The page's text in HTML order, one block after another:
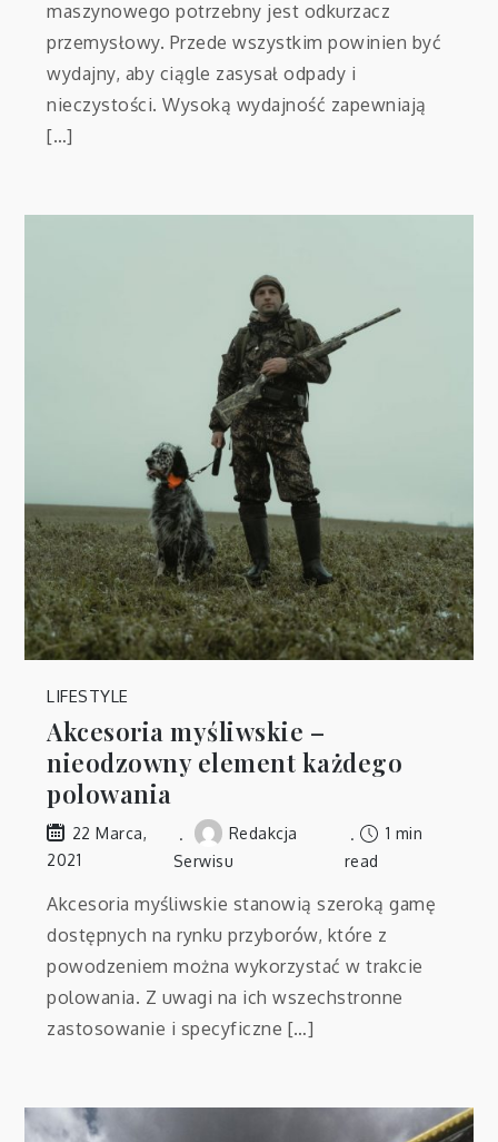
maszynowego potrzebny jest odkurzacz
przemysłowy. Przede wszystkim powinien być
wydajny, aby ciągle zasysał odpady i
nieczystości. Wysoką wydajność zapewniają
[…]
LIFESTYLE
Akcesoria myśliwskie –
nieodzowny element każdego
polowania
22 Marca,
2021
Redakcja
Serwisu
1 min
read
Akcesoria myśliwskie stanowią szeroką gamę
dostępnych na rynku przyborów, które z
powodzeniem można wykorzystać w trakcie
polowania. Z uwagi na ich wszechstronne
zastosowanie i specyficzne […]